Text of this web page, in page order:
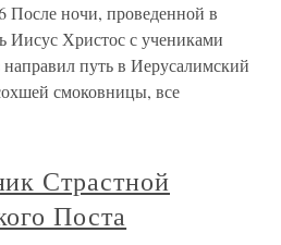
ночи, проведенной в
Иисус Христос с учениками
путь в Иерусалимский
смоковницы, все
Страстной
Поста